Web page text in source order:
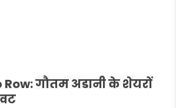
गौतम अडानी के शेयरों